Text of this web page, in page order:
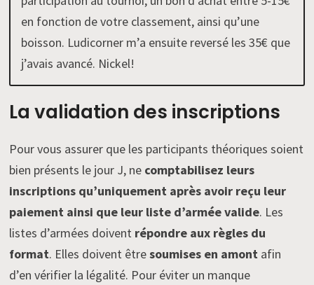
en fonction de votre classement, ainsi qu’une
boisson. Ludicorner m’a ensuite reversé les 35€ que
j’avais avancé. Nickel!
La validation des inscriptions
Pour vous assurer que les participants théoriques soient
bien présents le jour J, ne comptabilisez leurs
inscriptions qu’uniquement après avoir reçu leur
paiement ainsi que leur liste d’armée valide. Les
listes d’armées doivent répondre aux règles du
format. Elles doivent êtresoumises en amont afin
d’en vérifier la légalité. Pour éviter un manque